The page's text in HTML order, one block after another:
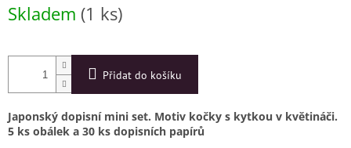
cena:
Skladem (1 ks)
Přidat do košíku
Japonský dopisní mini set. Motiv kočky s kytkou v květináči.
5 ks obálek a 30 ks dopisních papírů